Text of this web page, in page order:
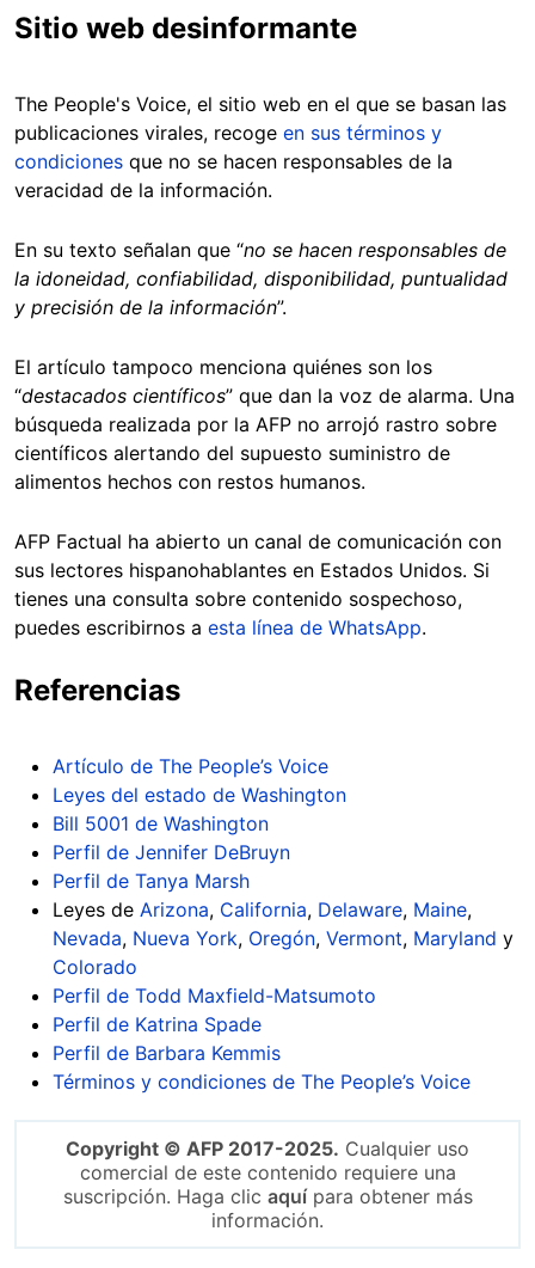
Sitio web desinformante
The People's Voice, el sitio web en el que se basan las
publicaciones virales, recoge en sus términos y
condiciones que no se hacen responsables de la
veracidad de la información.
En su texto señalan que “no se hacen responsables de
la idoneidad, confiabilidad, disponibilidad, puntualidad
y precisión de la información”.
El artículo tampoco menciona quiénes son los
“destacados científicos” que dan la voz de alarma. Una
búsqueda realizada por la AFP no arrojó rastro sobre
científicos alertando del supuesto suministro de
alimentos hechos con restos humanos.
AFP Factual ha abierto un canal de comunicación con
sus lectores hispanohablantes en Estados Unidos. Si
tienes una consulta sobre contenido sospechoso,
puedes escribirnos a esta línea de WhatsApp.
Referencias
Artículo de The People’s Voice
Leyes del estado de Washington
Bill 5001 de Washington
Perfil de Jennifer DeBruyn
Perfil de Tanya Marsh
Leyes de Arizona, California, Delaware, Maine,
Nevada, Nueva York, Oregón, Vermont, Maryland y
Colorado
Perfil de Todd Maxfield-Matsumoto
Perfil de Katrina Spade
Perfil de Barbara Kemmis
Términos y condiciones de The People’s Voice
Copyright © AFP 2017-2025. Cualquier uso
comercial de este contenido requiere una
suscripción. Haga clic aquípara obtener más
información.